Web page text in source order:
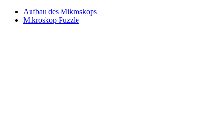
Aufbau des Mikroskops
Mikroskop Puzzle